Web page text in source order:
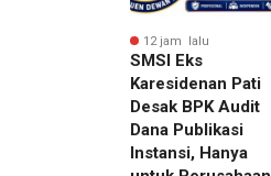
12 jam lalu
SMSI Eks
Karesidenan Pati
Desak BPK Audit
Dana Publikasi
Instansi, Hanya